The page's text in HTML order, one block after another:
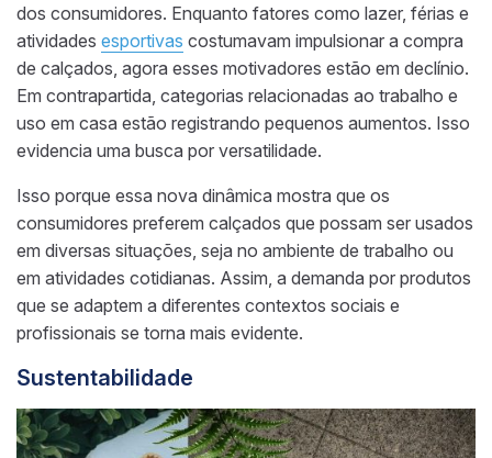
dos consumidores. Enquanto fatores como lazer, férias e
atividades esportivas costumavam impulsionar a compra
de calçados, agora esses motivadores estão em declínio.
Em contrapartida, categorias relacionadas ao trabalho e
uso em casa estão registrando pequenos aumentos. Isso
evidencia uma busca por versatilidade.
Isso porque essa nova dinâmica mostra que os
consumidores preferem calçados que possam ser usados
em diversas situações, seja no ambiente de trabalho ou
em atividades cotidianas. Assim, a demanda por produtos
que se adaptem a diferentes contextos sociais e
profissionais se torna mais evidente.
Sustentabilidade